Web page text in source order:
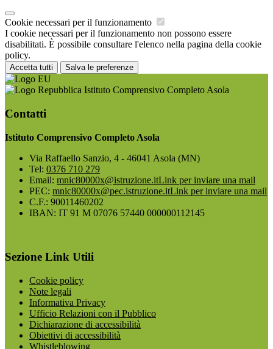
Cookie necessari per il funzionamento
I cookie necessari per il funzionamento non possono essere
disabilitati. È possibile consultare l'elenco nella pagina della cookie
policy.
Accetta tutti Salva le preferenze
Istituto Comprensivo Completo Asola
Contatti
Istituto Comprensivo Completo Asola
Via Raffaello Sanzio, 4 - 46041 Asola (MN)
Tel: 0376 710 279
Email: mnic80000x@istruzione.itLink per inviare una mail
PEC: mnic80000x@pec.istruzione.itLink per inviare una mail
C.F.: 90011460202
IBAN: IT 91 M 07076 57440 000000112145
Sezione Link Utili
Cookie policy
Note legali
Informativa Privacy
Ufficio Relazioni con il Pubblico
Dichiarazione di accessibilità
Obiettivi di accessibilità
Whistleblowing